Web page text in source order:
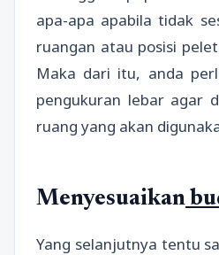
apa-apa apabila tidak
ruangan atau posisi
Maka dari itu, anda
pengukuran lebar agar
ruang yang akan
Menyesuaikan
Yang selanjutnya tentu